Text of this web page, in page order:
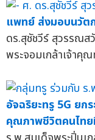
แพทย์ ส่งมอบนวัต
ดร.สุชัชวีร์ สุวรรณส
พระจอมเกล้าเจ้าคุ
อัจฉริยะทรู 5G ยก
คุณภาพชีวิตคนไท